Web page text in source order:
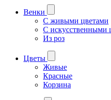
Венки
С живыми цветами
С искусственными
Из роз
Цветы
Живые
Красные
Корзина